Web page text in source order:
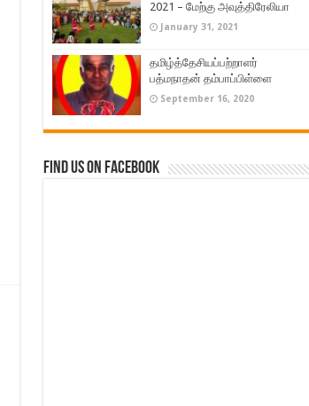
2021 – மேற்கு அவுத்திரேலியா
January 31, 2021
தமிழ்த்தேசியப்பற்றாளர்
பத்மநாதன் தம்பாப்பிள்ளை
September 16, 2020
Find us on Facebook